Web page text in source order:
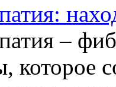
–
которое